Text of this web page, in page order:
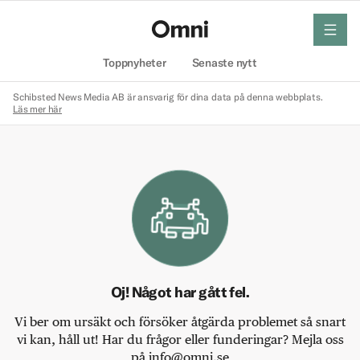
Toppnyheter Senaste nytt
meny
Schibsted News Media AB är ansvarig för dina data på denna webbplats.
Läs mer här
Oj! Något har gått fel.
Vi ber om ursäkt och försöker åtgärda problemet så snart
vi kan, håll ut! Har du frågor eller funderingar? Mejla oss